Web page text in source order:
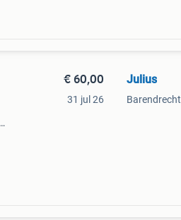
€ 60,00
31 jul 26
Julius
Barendrecht